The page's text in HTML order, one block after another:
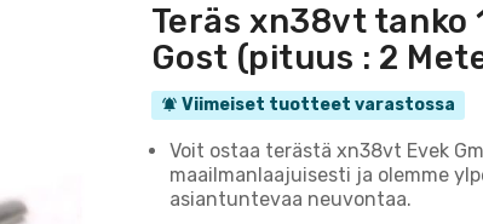
Teräs xn38vt tanko
Gost (pituus : 2
notifications_active Viimeiset tuotteet varastossa
Voit ostaa terästä xn38vt Evek
maailmanlaajuisesti ja olemme
asiantuntevaa neuvontaa.